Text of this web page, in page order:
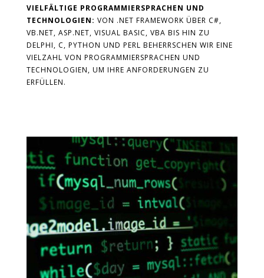
VIELFÄLTIGE PROGRAMMIERSPRACHEN UND
TECHNOLOGIEN: VON .NET FRAMEWORK ÜBER C#,
VB.NET, ASP.NET, VISUAL BASIC, VBA BIS HIN ZU
DELPHI, C, PYTHON UND PERL BEHERRSCHEN WIR EINE
VIELZAHL VON PROGRAMMIERSPRACHEN UND
TECHNOLOGIEN, UM IHRE ANFORDERUNGEN ZU
ERFÜLLEN.